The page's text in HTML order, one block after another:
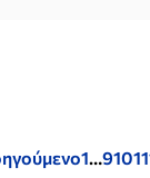
1…91011